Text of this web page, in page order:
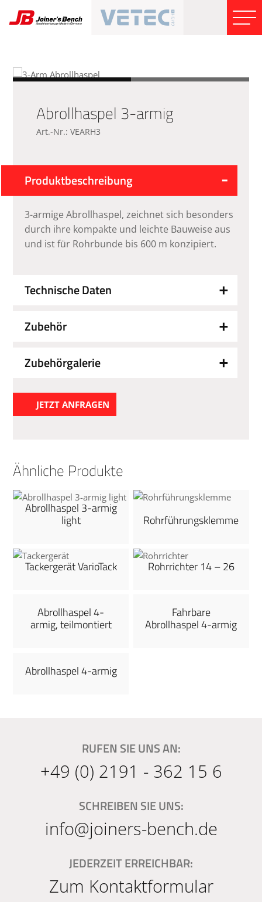
Abrollhaspel 3-armig
Art.-Nr.: VEARH3
Produktbeschreibung
3-armige Abrollhaspel, zeichnet sich besonders
durch ihre kompakte und leichte Bauweise aus
und ist für Rohrbunde bis 600 m konzipiert.
Technische Daten
Zubehör
Zubehörgalerie
JETZT ANFRAGEN
Ähnliche Produkte
Abrollhaspel 3-armig
light Rohrführungsklemme
Tackergerät VarioTack Rohrrichter 14 – 26
Abrollhaspel 4-
armig, teilmontiert
Fahrbare
Abrollhaspel 4-armig
Abrollhaspel 4-armig
RUFEN SIE UNS AN:
+49 (0) 2191 - 362 15 6
SCHREIBEN SIE UNS:
info@joiners-bench.de
JEDERZEIT ERREICHBAR:
Zum Kontaktformular